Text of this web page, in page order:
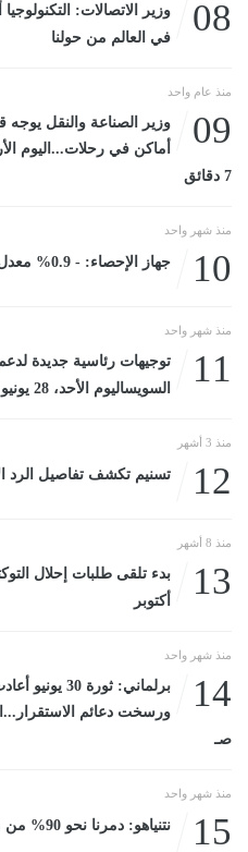
08
وزير الاتصالات:
في العالم من حولنا
منذ عام واحد
09
وزير الصناعة والنقل يوجه
7 دقائق
منذ شهر واحد
10 جهاز الإحصاء: - 0.9% معدل التضخم الشهرى لشهر يونيو 2026
منذ شهر واحد
11
توجيهات رئاسية جديدة
السويساليوم الأحد، 28 يونيو 2026 01:52 مـ
منذ 3 أشهر
12 تسنيم تكشف تفاصيل الرد
منذ 8 أشهر
13
أكتوبر
منذ شهر واحد
14
برلماني:
صـ
منذ شهر واحد
15 نتنياهو: دمرنا نحو 90% من مخزون حزب الله الصاروخى